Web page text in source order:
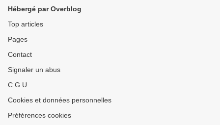
Hébergé par Overblog
Top articles
Pages
Contact
Signaler un abus
C.G.U.
Cookies et données personnelles
Préférences cookies